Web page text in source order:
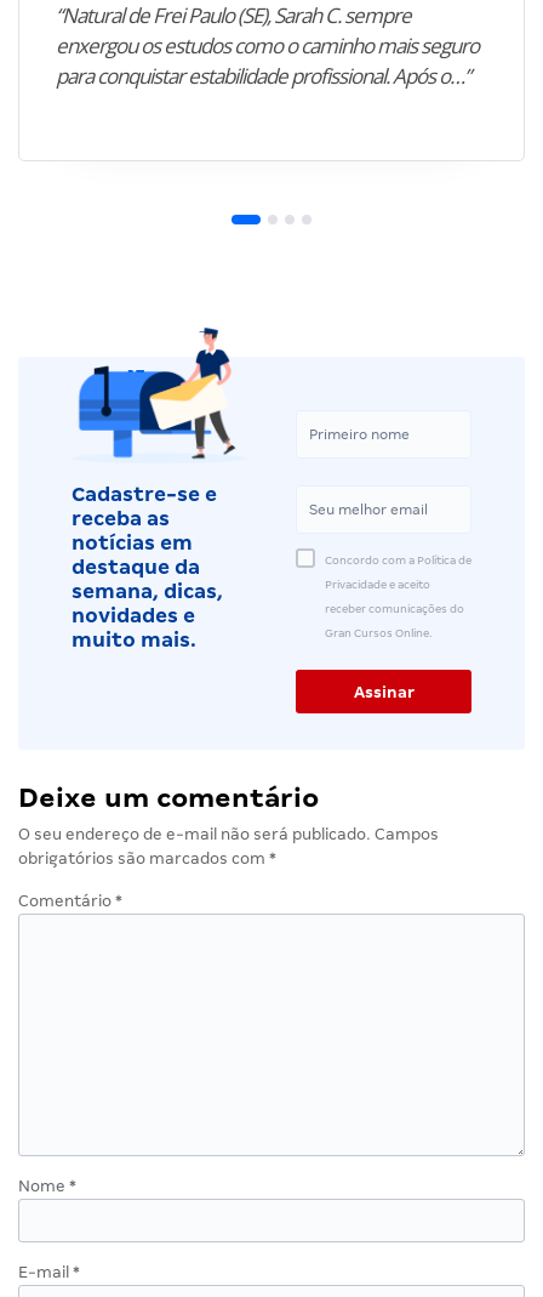
“Natural de Frei Paulo (SE), Sarah C. sempre
enxergou os estudos como o caminho mais seguro
para conquistar estabilidade profissional. Após o…”
Cadastre-se e
receba as
notícias em
destaque da
semana, dicas,
novidades e
muito mais.
Concordo com a Política de
Privacidade e aceito
receber comunicações do
Gran Cursos Online.
Deixe um comentário
O seu endereço de e-mail não será publicado. Campos
obrigatórios são marcados com *
Comentário *
Nome *
E-mail *